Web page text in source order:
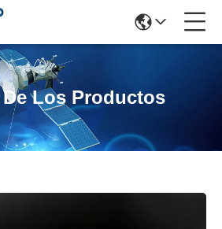
Los Productos